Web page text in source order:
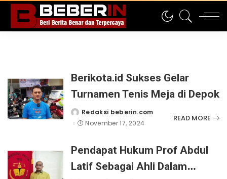
Berikota.id Sukses Gelar
Turnamen Tenis Meja di Depok
Posted
by
Redaksi beberin.com
November 17, 2024
READ MORE
Pendapat Hukum Prof Abdul
Latif Sebagai Ahli Dalam